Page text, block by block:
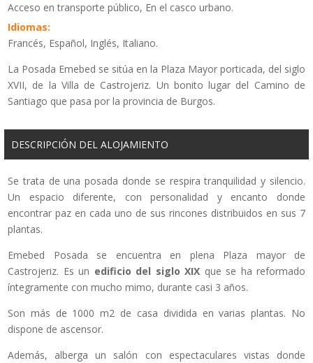
Acceso en transporte público, En el casco urbano.
Idiomas:
Francés, Español, Inglés, Italiano.
La Posada Emebed se sitúa en la Plaza Mayor porticada, del siglo
XVII, de la Villa de Castrojeriz. Un bonito lugar del Camino de
Santiago que pasa por la provincia de Burgos.
DESCRIPCIÓN DEL ALOJAMIENTO
Se trata de una posada donde se respira tranquilidad y silencio.
Un espacio diferente, con personalidad y encanto donde
encontrar paz en cada uno de sus rincones distribuidos en sus 7
plantas.
Emebed Posada se encuentra en plena Plaza mayor de
Castrojeriz. Es un edificio del siglo XIX que se ha reformado
íntegramente con mucho mimo, durante casi 3 años.
Son más de 1000 m2 de casa dividida en varias plantas. No
dispone de ascensor.
Además, alberga un salón con espectaculares vistas donde